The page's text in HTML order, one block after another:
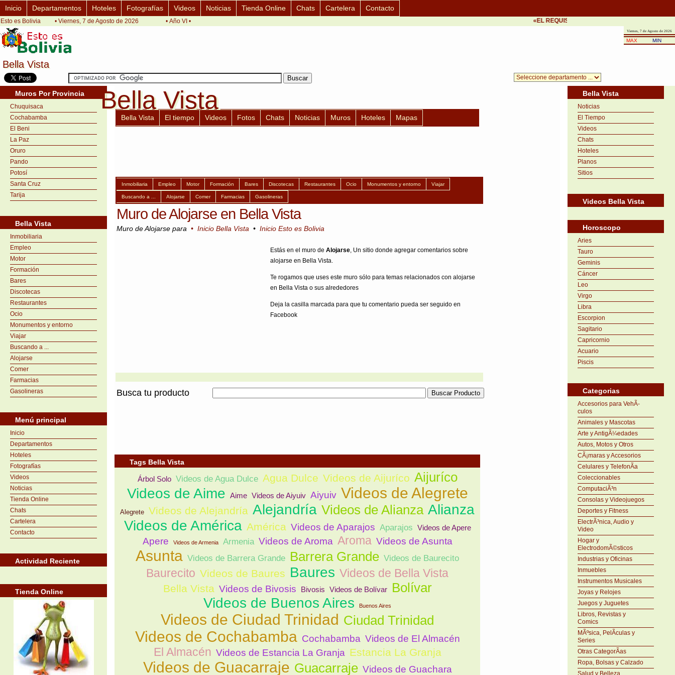
Bella Vista
Bella Vista
Inicio Departamentos Hoteles Fotografías Videos Noticias Tienda Online Chats Cartelera Contacto
Esto es Bolivia • Viernes, 7 de Agosto de 2026 • Año VI • «EL REQUISITO DEL ÉXITO ES LA PRONTITUD
Viernes, 7 de Agosto de 2026
MAX MIN
Muros Por Provincia
Chuquisaca
Cochabamba
El Beni
La Paz
Oruro
Pando
Potosí
Santa Cruz
Tarija
Bella Vista
Inmobiliaria
Empleo
Motor
Formación
Bares
Discotecas
Restaurantes
Ocio
Monumentos y entorno
Viajar
Buscando a ...
Alojarse
Comer
Farmacias
Gasolineras
Menú principal
Inicio
Departamentos
Hoteles
Fotografías
Videos
Noticias
Tienda Online
Chats
Cartelera
Contacto
Actividad Reciente
Tienda Online
Bella Vista
Bella Vista
Bella Vista El tiempo Videos Fotos Chats Noticias Muros Hoteles Mapas
Inmobiliaria Empleo Motor Formación Bares Discotecas Restaurantes Ocio Monumentos y entorno Viajar
Buscando a ... Alojarse Comer Farmacias Gasolineras
Muro de Alojarse en Bella Vista
Muro de Alojarse para • Inicio Bella Vista • Inicio Esto es Bolivia
Estás en el muro de Alojarse, Un sitio donde agregar comentarios sobre
alojarse en Bella Vista.
Te rogamos que uses este muro sólo para temas relacionados con alojarse
en Bella Vista o sus alrededores
Deja la casilla marcada para que tu comentario pueda ser seguido en
Facebook
Busca tu producto
Tags Bella Vista
Árbol Solo Videos de Agua Dulce Agua Dulce Videos de Aijuríco Aijuríco
Videos de Aime Aime Videos de Aiyuiv Aiyuiv Videos de Alegrete
Alegrete Videos de Alejandría Alejandría Videos de Alianza Alianza
Videos de América América Videos de Aparajos Aparajos Videos de Apere
Apere Videos de Armenia Armenia Videos de Aroma Aroma Videos de Asunta
Asunta Videos de Barrera Grande Barrera Grande Videos de Baurecito
Baurecito Videos de Baures Baures Videos de Bella Vista
Bella Vista Videos de Bivosis Bivosis Videos de Bolívar Bolívar
Videos de Buenos Aires Buenos Aires
Videos de Ciudad Trinidad Ciudad Trinidad
Videos de Cochabamba Cochabamba Videos de El Almacén
El Almacén Videos de Estancia La Granja Estancia La Granja
Videos de Guacarraje Guacarraje Videos de Guachara
Bella Vista
Noticias
El Tiempo
Videos
Chats
Hoteles
Planos
Sitios
Videos Bella Vista
Horoscopo
Aries
Tauro
Geminis
Cáncer
Leo
Virgo
Libra
Escorpion
Sagitario
Capricornio
Acuario
Piscis
Categorias
Accesorios para VehÃ­
culos
Animales y Mascotas
Arte y AntigÃ¼edades
Autos, Motos y Otros
CÃ¡maras y Accesorios
Celulares y TelefonÃ­a
Coleccionables
ComputaciÃ³n
Consolas y Videojuegos
Deportes y Fitness
ElectrÃ³nica, Audio y
Video
Hogar y
ElectrodomÃ©sticos
Industrias y Oficinas
Inmuebles
Instrumentos Musicales
Joyas y Relojes
Juegos y Juguetes
Libros, Revistas y
Comics
MÃºsica, PelÃ­culas y
Series
Otras CategorÃ­as
Ropa, Bolsas y Calzado
Salud y Belleza